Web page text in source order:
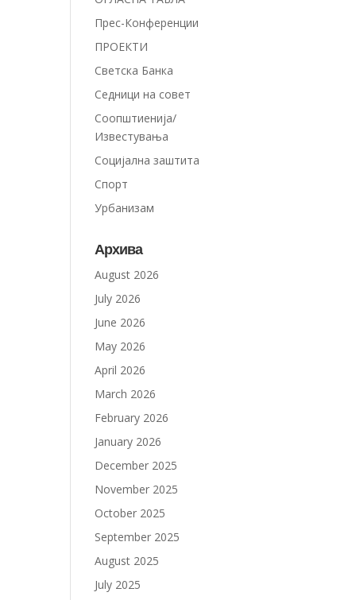
Прес-Конференции
ПРОЕКТИ
Светска Банка
Седници на совет
Соопштиенија/
Известувања
Социјална заштита
Спорт
Урбанизам
Архива
August 2026
July 2026
June 2026
May 2026
April 2026
March 2026
February 2026
January 2026
December 2025
November 2025
October 2025
September 2025
August 2025
July 2025